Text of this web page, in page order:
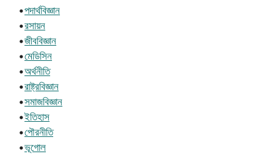
•পদার্থবিজ্ঞান
•রসায়ন
•জীববিজ্ঞান
•মেডিসিন
•অর্থনীতি
•রাষ্ট্রবিজ্ঞান
•সমাজবিজ্ঞান
•ইতিহাস
•পৌরনীতি
•ভূগোল